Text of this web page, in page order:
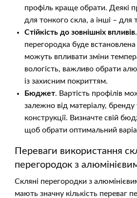
профіль краще обрати. Деякі
для тонкого скла, а інші – для
Стійкість до зовнішніх впливів
перегородка буде встановлена
можуть впливати зміни
вологість, важливо обрати
із захисним покриттям.
Бюджет. Вартість профілів
залежно від матеріалу, бренду
конструкції. Визначте свій
щоб обрати оптимальний
Переваги використання
перегородок з
Скляні перегородки з
мають значну кількість переваг